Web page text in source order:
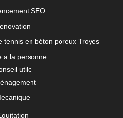
SEO
tennis en béton poreux Troyes
a la personne
utile